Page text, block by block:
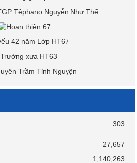
303
27,657
1,140,263